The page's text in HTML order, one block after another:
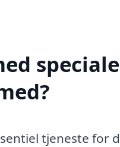
tjeneste for